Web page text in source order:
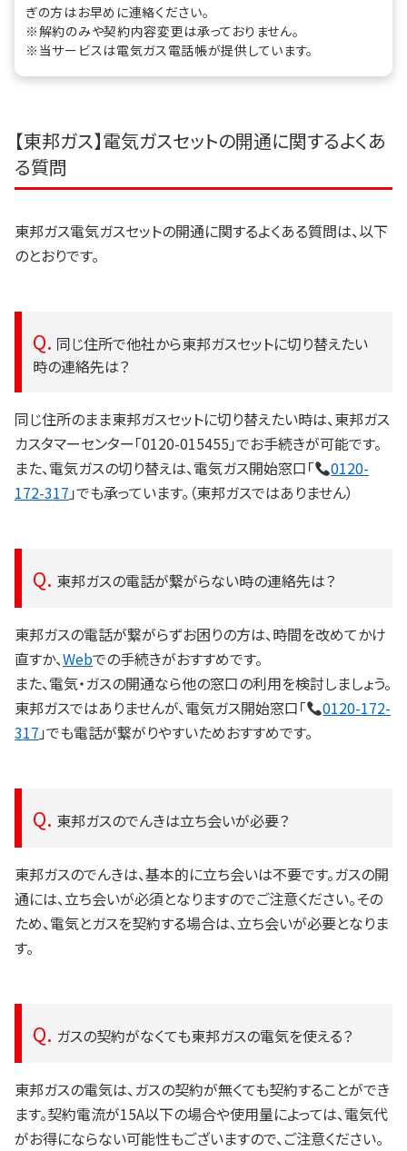
ぎの方はお早めに連絡ください。
※解約のみや契約内容変更は承っておりません。
※当サービスは電気ガス電話帳が提供しています。
【東邦ガス】電気ガスセットの開通に関するよくあ
る質問
東邦ガス電気ガスセットの開通に関するよくある質問は、以下
のとおりです。
同じ住所で他社から東邦ガスセットに切り替えたい
時の連絡先は？
同じ住所のまま東邦ガスセットに切り替えたい時は、東邦ガス
カスタマーセンター「0120-015455」でお手続きが可能です。
また、電気ガスの切り替えは、電気ガス開始窓口「
0120-
172-317 」でも承っています。（東邦ガスではありません）
東邦ガスの電話が繋がらない時の連絡先は？
東邦ガスの電話が繋がらずお困りの方は、時間を改めてかけ
直すか、Webでの手続きがおすすめです。
また、電気・ガスの開通なら他の窓口の利用を検討しましょう。
東邦ガスではありませんが、電気ガス開始窓口「
0120-172-
317 」でも電話が繋がりやすいためおすすめです。
東邦ガスのでんきは立ち会いが必要？
東邦ガスのでんきは、基本的に立ち会いは不要です。ガスの開
通には、立ち会いが必須となりますのでご注意ください。その
ため、電気とガスを契約する場合は、立ち会いが必要となりま
す。
ガスの契約がなくても東邦ガスの電気を使える？
東邦ガスの電気は、ガスの契約が無くても契約することができ
ます。契約電流が15A以下の場合や使用量によっては、電気代
がお得にならない可能性もございますので、ご注意ください。